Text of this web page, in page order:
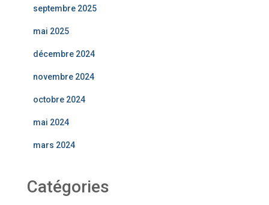
septembre 2025
mai 2025
décembre 2024
novembre 2024
octobre 2024
mai 2024
mars 2024
Catégories